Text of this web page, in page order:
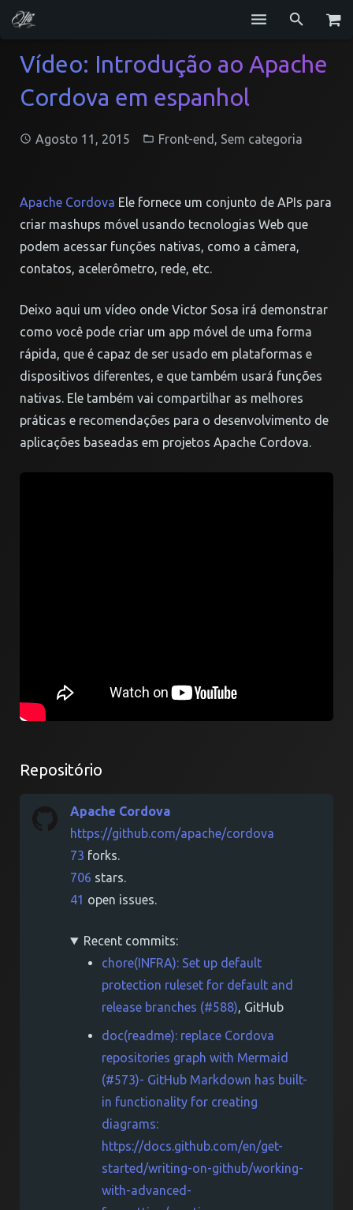
Serviços
Blog
Currículo
Contato
Vídeo: Introdução ao Apache
Cordova em espanhol
Agosto 11, 2015 Front-end , Sem categoria
Apache Cordova Ele fornece um conjunto de APIs para
criar mashups móvel usando tecnologias Web que
podem acessar funções nativas, como a câmera,
contatos, acelerômetro, rede, etc.
Deixo aqui um vídeo onde Victor Sosa irá demonstrar
como você pode criar um app móvel de uma forma
rápida, que é capaz de ser usado em plataformas e
dispositivos diferentes, e que também usará funções
nativas. Ele também vai compartilhar as melhores
práticas e recomendações para o desenvolvimento de
aplicações baseadas em projetos Apache Cordova.
Repositório
Apache Cordova
https://github.com/apache/cordova
73 forks.
706 stars.
41 open issues.
Recent commits:
chore(INFRA): Set up default
protection ruleset for default and
release branches (#588), GitHub
doc(readme): replace Cordova
repositories graph with Mermaid
(#573)- GitHub Markdown has built-
in functionality for creating
diagrams:
https://docs.github.com/en/get-
started/writing-on-github/working-
with-advanced-